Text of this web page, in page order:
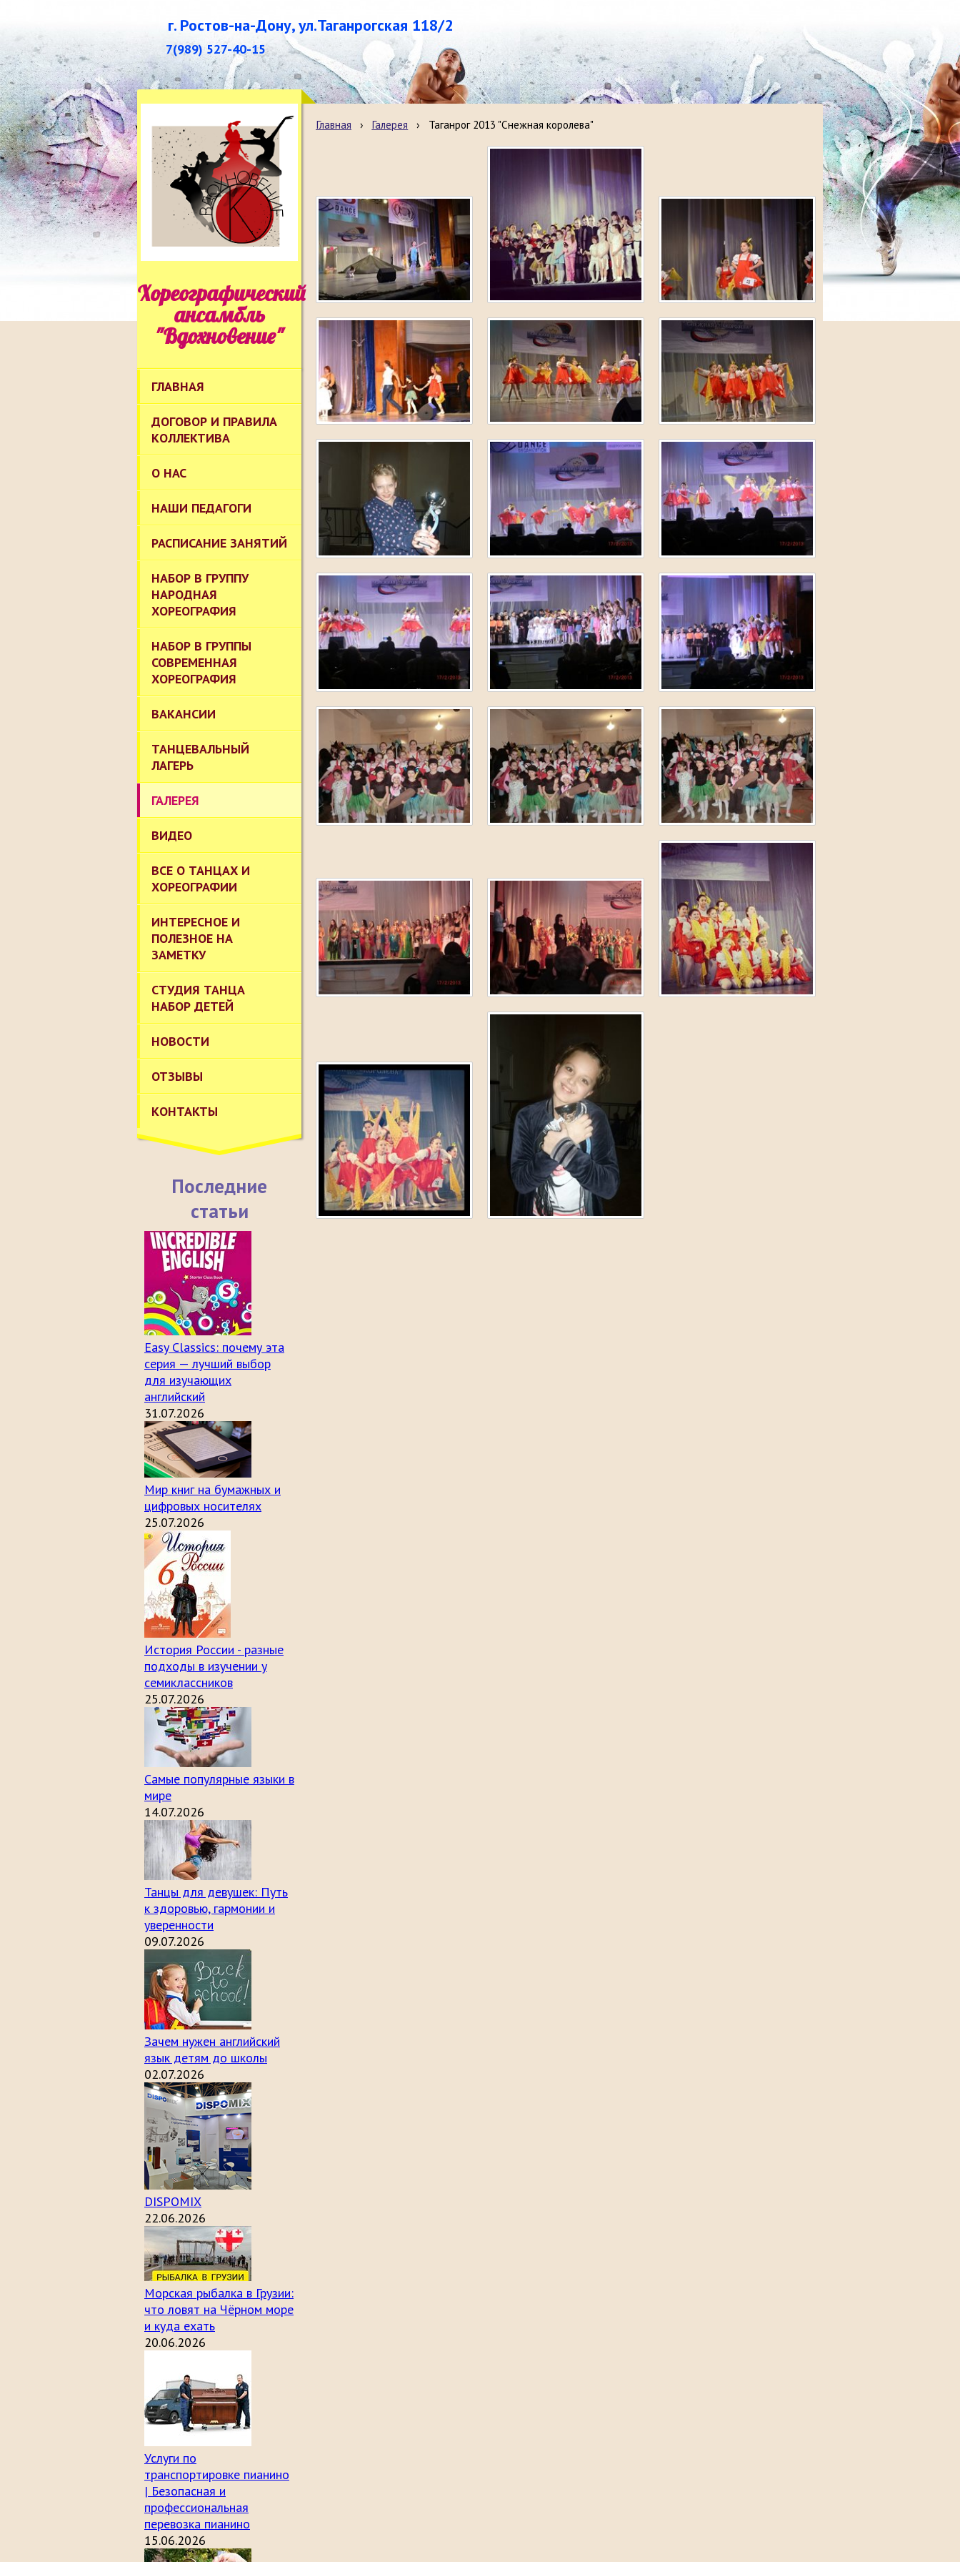
г. Ростов-на-Дону, ул.Таганрогская 118/2
7(989) 527-40-15
Хореографический
ансамбль
"Вдохновение"
ГЛАВНАЯ
ДОГОВОР И ПРАВИЛА
КОЛЛЕКТИВА
О НАС
НАШИ ПЕДАГОГИ
РАСПИСАНИЕ ЗАНЯТИЙ
НАБОР В ГРУППУ
НАРОДНАЯ
ХОРЕОГРАФИЯ
НАБОР В ГРУППЫ
СОВРЕМЕННАЯ
ХОРЕОГРАФИЯ
ВАКАНСИИ
ТАНЦЕВАЛЬНЫЙ
ЛАГЕРЬ
ГАЛЕРЕЯ
ВИДЕО
ВСЕ О ТАНЦАХ И
ХОРЕОГРАФИИ
ИНТЕРЕСНОЕ И
ПОЛЕЗНОЕ НА
ЗАМЕТКУ
СТУДИЯ ТАНЦА
НАБОР ДЕТЕЙ
НОВОСТИ
ОТЗЫВЫ
КОНТАКТЫ
Последние
статьи
Easy Classics: почему эта
серия — лучший выбор
для изучающих
английский
31.07.2026
Мир книг на бумажных и
цифровых носителях
25.07.2026
История России - разные
подходы в изучении у
семиклассников
25.07.2026
Самые популярные языки в
мире
14.07.2026
Танцы для девушек: Путь
к здоровью, гармонии и
уверенности
09.07.2026
Зачем нужен английский
язык детям до школы
02.07.2026
DISPOMIX
22.06.2026
Морская рыбалка в Грузии:
что ловят на Чёрном море
и куда ехать
20.06.2026
Услуги по
транспортировке пианино
| Безопасная и
профессиональная
перевозка пианино
15.06.2026
Главная › Галерея › Таганрог 2013 "Снежная королева"